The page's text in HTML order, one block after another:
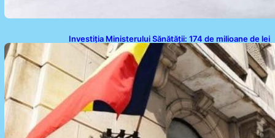
Investiția Ministerului Sănătății: 174 de milioane de lei
pentru modernizarea sistemului sanitar din România